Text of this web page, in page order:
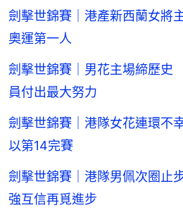
劍擊世錦賽｜港產新西蘭女
奧運第一人
劍擊世錦賽｜男花主場締歷
員付出最大努力
劍擊世錦賽｜港隊女花連環
以第14完賽
劍擊世錦賽｜港隊男佩次圈
強互信再覓進步